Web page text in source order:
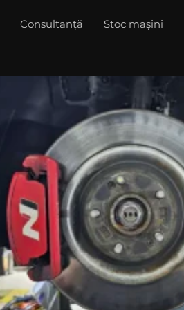
Consultanță Stoc mașini